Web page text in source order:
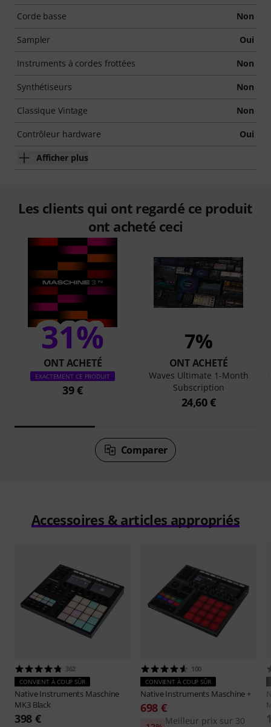
Corde basse Non
Sampler Oui
Instruments à cordes frottées Non
Synthétiseurs Non
Classique Vintage Non
Contrôleur hardware Oui
Afficher plus
Les clients qui ont regardé ce produit
ont acheté ceci
31%
ONT ACHETÉ
EXACTEMENT CE PRODUIT
39 €
7%
ONT ACHETÉ
Waves Ultimate 1-Month
Subscription
24,60 €
Comparer
Accessoires & articles appropriés
362
CONVIENT À COUP SÛR
Native Instruments Maschine
MK3 Black
398 €
100
CONVIENT À COUP SÛR
Native Instruments Maschine +
698 €
Meilleur prix sur 30